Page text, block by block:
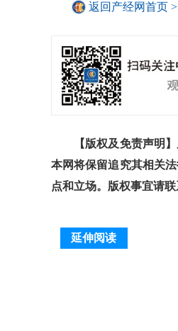
返回产经网首页
【版权及免责声明】
本网将保留追究其相关
点和立场。版权事宜请联
延伸阅读